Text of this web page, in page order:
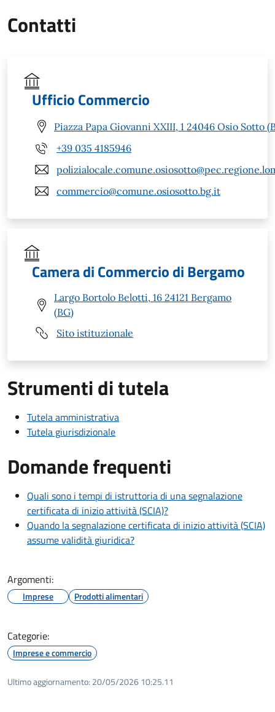
Contatti
Ufficio Commercio
Piazza Papa Giovanni XXIII, 1 24046 Osio Sotto
+39 035 4185946
commercio@comune.osiosotto.bg.it
Camera di Commercio di Bergamo
Largo Bortolo Belotti, 16 24121 Bergamo
(BG)
Sito istituzionale
Strumenti di tutela
Tutela amministrativa
Tutela giurisdizionale
Domande frequenti
Quali sono i tempi di istruttoria di una segnalazione
certificata di inizio attività (SCIA)?
Quando la segnalazione certificata di inizio attività (SCIA)
assume validità giuridica?
Argomenti:
Imprese Prodotti alimentari
Categorie:
Imprese e commercio
Ultimo aggiornamento: 20/05/2026 10:25.11